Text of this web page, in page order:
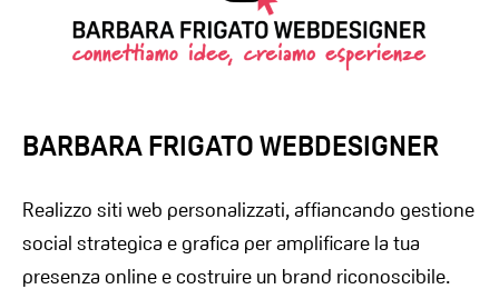
BARBARA FRIGATO WEBDESIGNER
Realizzo siti web personalizzati, affiancando gestione
social strategica e grafica per amplificare la tua
presenza online e costruire un brand riconoscibile.